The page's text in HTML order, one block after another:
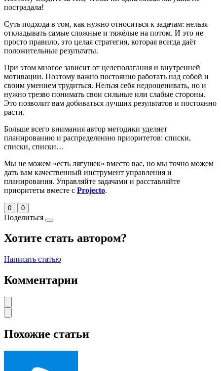
пострадала!
Суть подхода в том, как нужно относиться к задачам: нельзя
откладывать самые сложные и тяжёлые на потом. И это не
просто правило, это целая стратегия, которая всегда даёт
положительные результаты.
При этом многое зависит от целеполагания и внутренней
мотивации. Поэтому важно постоянно работать над собой и
своим умением трудиться. Нельзя себя недооценивать, но и
нужно трезво понимать свои сильные или слабые стороны.
Это позволит вам добиваться лучших результатов и постоянно
расти.
Больше всего внимания автор методики уделяет
планированию и распределению приоритетов: списки,
списки, списки…
Мы не можем «есть лягушек» вместо вас, но мы точно можем
дать вам качественный инструмент управления и
планирования. Управляйте задачами и расставляйте
приоритеты вместе с Projecto.
0 0
Поделиться
Хотите стать автором?
Написать статью
Комментарии
Похожие статьи